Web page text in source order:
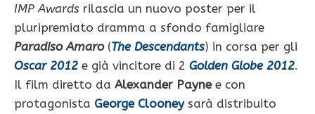
IMP Awards rilascia un nuovo poster per il
pluripremiato dramma a sfondo famigliare
Paradiso Amaro(The Descendants) in corsa per gli
Oscar 2012 e già vincitore di 2 Golden Globe 2012.
Il film diretto da Alexander Paynee con
protagonista George Clooneysarà distribuito